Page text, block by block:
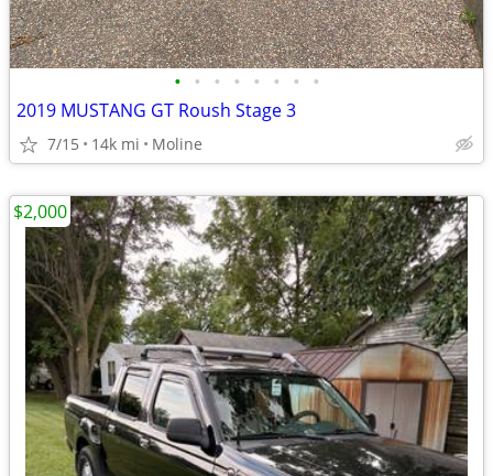
• • • • • • • •
2019 MUSTANG GT Roush Stage 3
7/15 14k mi Moline
$2,000